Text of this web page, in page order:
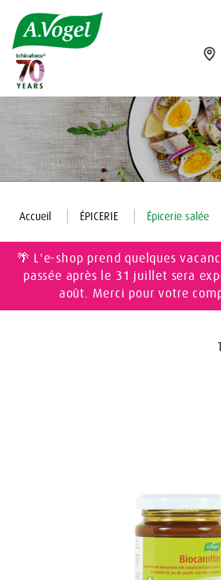
Accueil ÉPICERIE Épicerie salée
🌴 L'e-shop prend quelques
passée après le 31 juillet sera
août. Merci pour votre